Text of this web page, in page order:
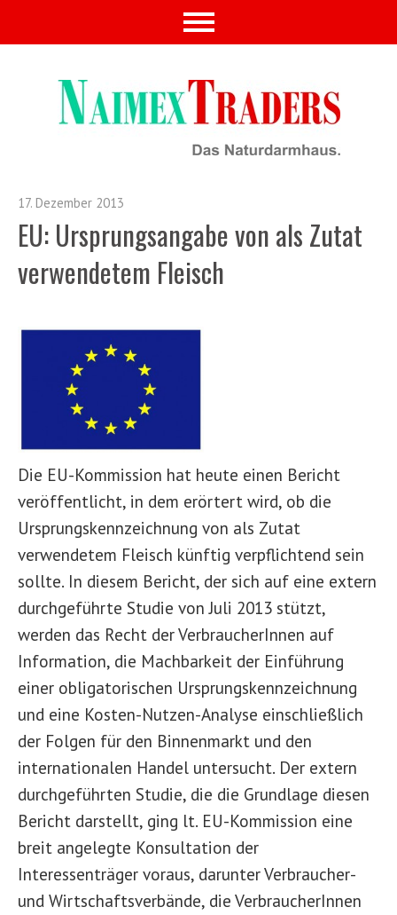
17. Dezember 2013
EU: Ursprungsangabe von als Zutat
verwendetem Fleisch
Die EU-Kommission hat heute einen Bericht
veröffentlicht, in dem erörtert wird, ob die
Ursprungskennzeichnung von als Zutat
verwendetem Fleisch künftig verpflichtend sein
sollte. In diesem Bericht, der sich auf eine extern
durchgeführte Studie von Juli 2013 stützt,
werden das Recht der VerbraucherInnen auf
Information, die Machbarkeit der Einführung
einer obligatorischen Ursprungskennzeichnung
und eine Kosten-Nutzen-Analyse einschließlich
der Folgen für den Binnenmarkt und den
internationalen Handel untersucht. Der extern
durchgeführten Studie, die die Grundlage diesen
Bericht darstellt, ging lt. EU-Kommission eine
breit angelegte Konsultation der
Interessenträger voraus, darunter Verbraucher-
und Wirtschaftsverbände, die VerbraucherInnen